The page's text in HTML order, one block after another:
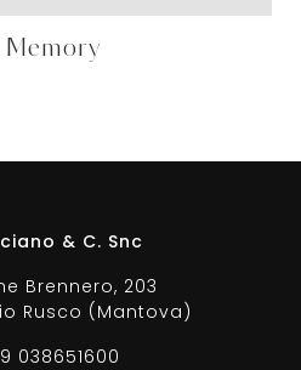
Memory
& C. Snc
Brennero, 203
Rusco (Mantova)
038651600